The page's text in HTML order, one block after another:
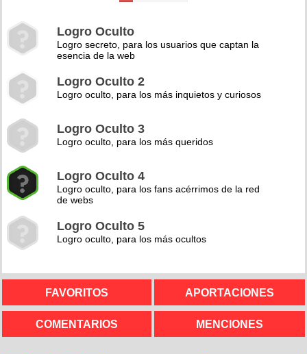
Logro Oculto
Logro secreto, para los usuarios que captan la
esencia de la web
Logro Oculto 2
Logro oculto, para los más inquietos y curiosos
Logro Oculto 3
Logro oculto, para los más queridos
Logro Oculto 4
Logro oculto, para los fans acérrimos de la red
de webs
Logro Oculto 5
Logro oculto, para los más ocultos
FAVORITOS APORTACIONES
COMENTARIOS MENCIONES